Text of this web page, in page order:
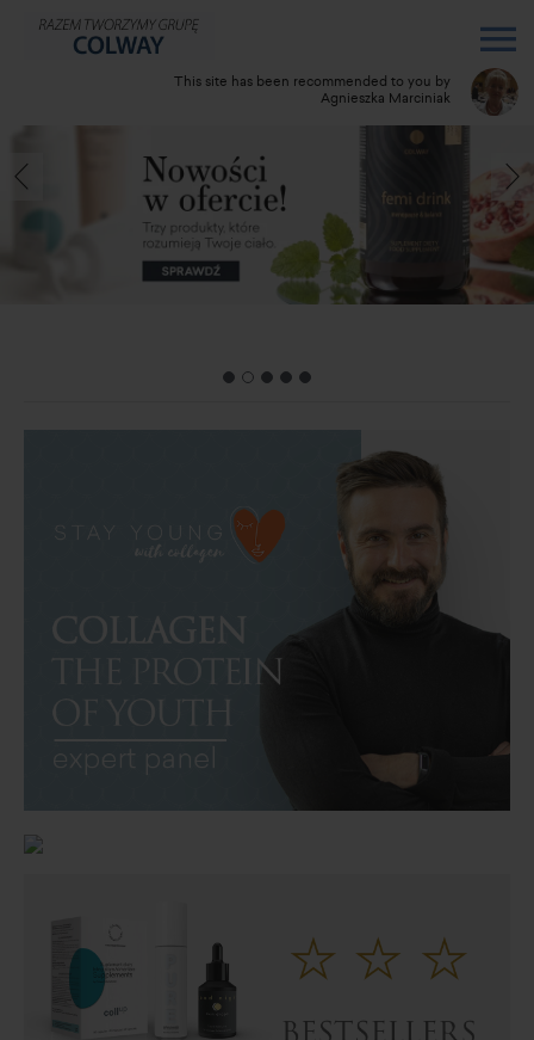
This site has been recommended to you by
Agnieszka Marciniak
0704380897